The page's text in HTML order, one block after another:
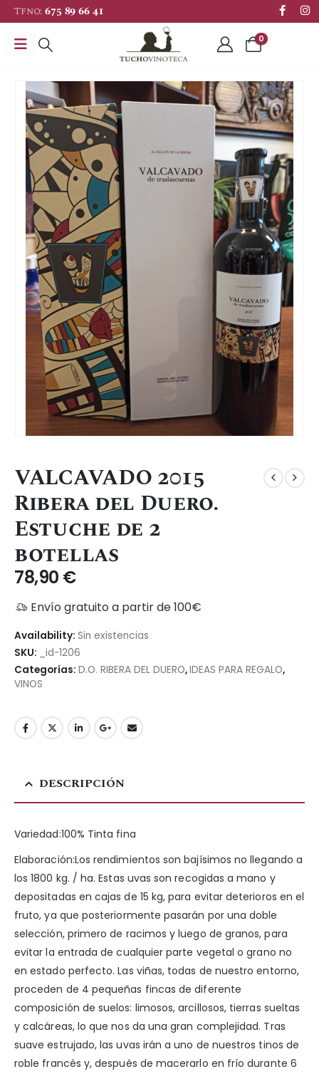
Tfno:675 89 66 41
0
VALCAVADO 2015
Ribera del Duero.
Estuche de 2
botellas
78,90 €
Envío gratuito a partir de 100€
Availability: Sin existencias
SKU:
_id-1206
Categorías: D.O. RIBERA DEL DUERO,IDEAS PARA REGALO,
VINOS
DESCRIPCIÓN
Variedad:100% Tinta fina
Elaboración:Los rendimientos son bajísimos no llegando a
los 1800 kg. / ha. Estas uvas son recogidas a mano y
depositadas en cajas de 15 kg, para evitar deterioros en el
fruto, ya que posteriormente pasarán por una doble
selección, primero de racimos y luego de granos, para
evitar la entrada de cualquier parte vegetal o grano no
en estado perfecto. Las viñas, todas de nuestro entorno,
proceden de 4 pequeñas fincas de diferente
composición de suelos: limosos, arcillosos, tierras sueltas
y calcáreas, lo que nos da una gran complejidad. Tras
suave estrujado, las uvas irán a uno de nuestros tinos de
roble francés y, después de macerarlo en frío durante 6